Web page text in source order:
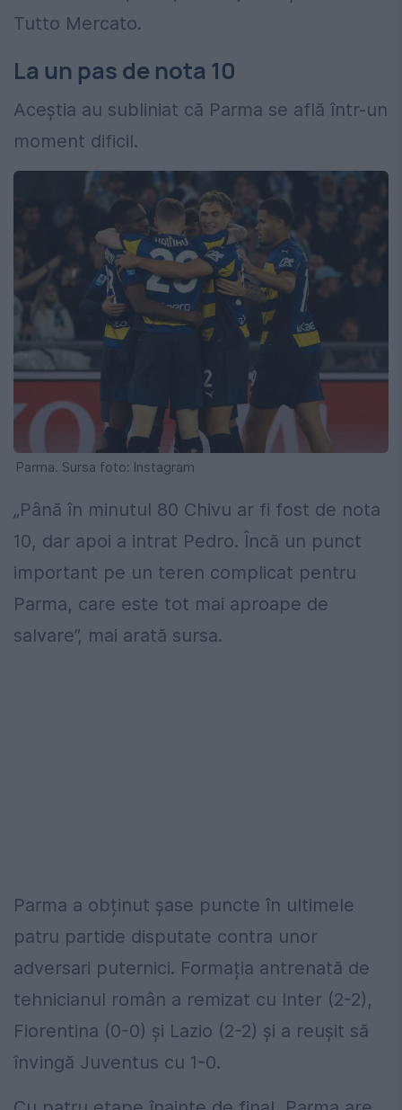
Tutto Mercato.
La un pas de nota 10
Aceștia au subliniat că Parma se află într-un
moment dificil.
Parma. Sursa foto: Instagram
„Până în minutul 80 Chivu ar fi fost de nota
10, dar apoi a intrat Pedro. Încă un punct
important pe un teren complicat pentru
Parma, care este tot mai aproape de
salvare”, mai arată sursa.
Parma a obținut șase puncte în ultimele
patru partide disputate contra unor
adversari puternici. Formația antrenată de
tehnicianul român a remizat cu Inter (2-2),
Fiorentina (0-0) și Lazio (2-2) și a reușit să
învingă Juventus cu 1-0.